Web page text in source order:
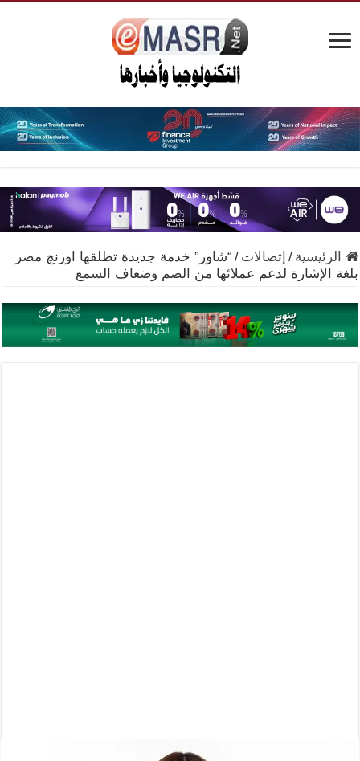
الرئيسية / إتصالات / “شاور” خدمة جديدة تطلقها اورنچ مصر
بلغة الإشارة لدعم عملائها من الصم وضعاف السمع